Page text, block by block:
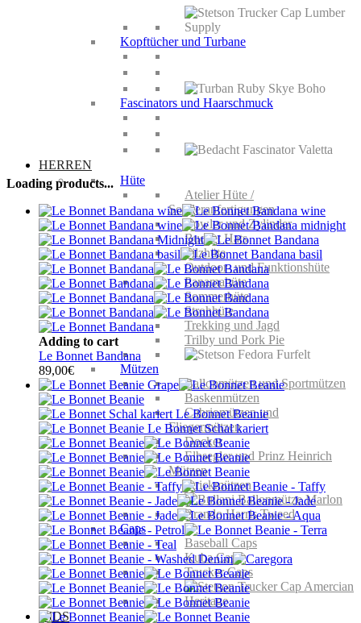
Kopftücher und Turbane
Fascinators und Haarschmuck
HERREN
Hüte
Atelier Hüte /
Sonderanfertigungen
Bowler und Zylinder
Bucket Hats
Filzhüte
Outdoor- und Funktionshüte
Panamahüte
Sommerhüte
Strohhüte
Trekking und Jagd
Trilby und Pork Pie
Mützen
Ballonmützen und Sportmützen
Baskenmützen
Cabriomützen und
Fliegermützen
Docker
Elbsegler und Prinz Heinrich
Mützen
Strickmützen
Caps
Baseball Caps
Kuba Caps
Trucker Caps
KIDS
Loading products...
Adding to cart
Le Bonnet Bandana
89,00€